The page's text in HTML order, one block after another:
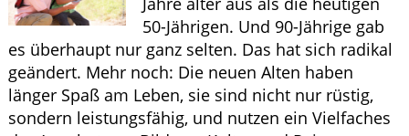
50-Jährigen. Und 90-Jährige gab
es überhaupt nur ganz selten. Das hat sich radikal
geändert. Mehr noch: Die neuen Alten haben
länger Spaß am Leben, sie sind nicht nur rüstig,
sondern leistungsfähig, und nutzen ein Vielfaches